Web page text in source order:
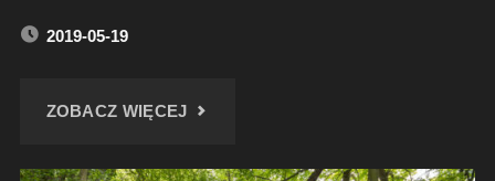
2019-05-19
ZOBACZ WIĘCEJ"PYSKOWICKIE